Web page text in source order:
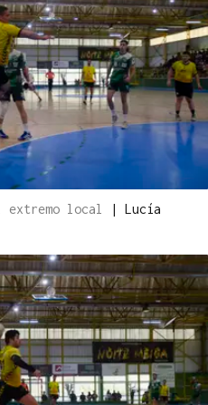
extremo local | Lucía